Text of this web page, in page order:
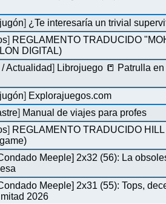
] ¿Te interesaría un trivial
] REGLAMENTO TRADUCIDO
DIGITAL)
Actualidad] Librojuego 📒 Patrulla
] Explorajuegos.com
] Manual de viajes para profes
] REGLAMENTO TRADUCIDO
Meeple] 2x32 (56): La
Meeple] 2x31 (55): Tops,
2026